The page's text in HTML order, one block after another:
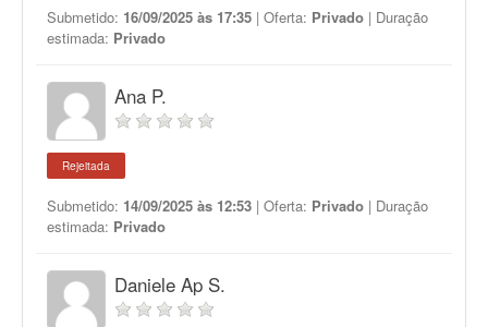
Submetido: 16/09/2025 às 17:35 | Oferta: Privado | Duração
estimada: Privado
Ana P.
Rejeitada
Submetido: 14/09/2025 às 12:53 | Oferta: Privado | Duração
estimada: Privado
Daniele Ap S.